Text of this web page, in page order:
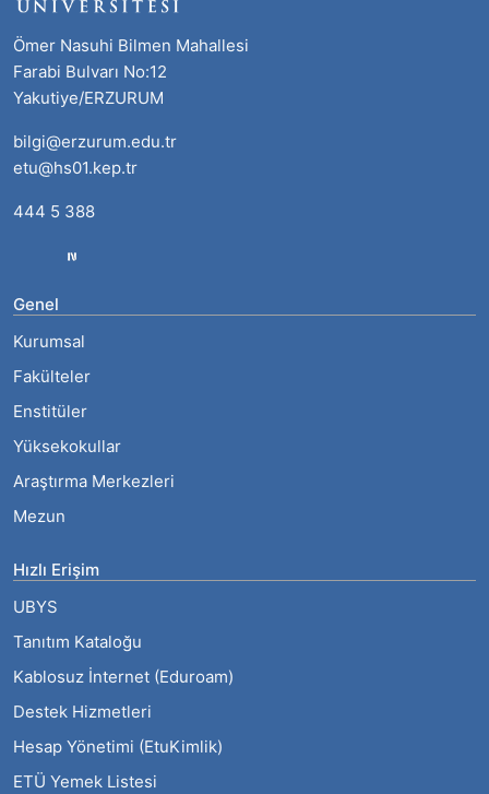
Ömer Nasuhi Bilmen Mahallesi
Farabi Bulvarı No:12
Yakutiye/ERZURUM
bilgi@erzurum.edu.tr
etu@hs01.kep.tr
444 5 388
Genel
Kurumsal
Fakülteler
Enstitüler
Yüksekokullar
Araştırma Merkezleri
Mezun
Hızlı Erişim
UBYS
Tanıtım Kataloğu
Kablosuz İnternet (Eduroam)
Destek Hizmetleri
Hesap Yönetimi (EtuKimlik)
ETÜ Yemek Listesi